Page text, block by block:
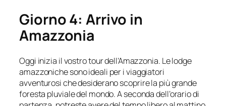
Giorno 4: Arrivo in
Amazzonia
Oggi inizia il vostro tour dell’Amazzonia. Le lodge
amazzoniche sono ideali per i viaggiatori
avventurosi che desiderano scoprire la più grande
foresta pluviale del mondo. A seconda dell’orario di